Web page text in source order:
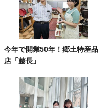
今年で開業50年！郷土特産品
店「藤長」